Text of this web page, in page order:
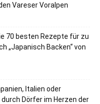
Vareser Voralpen
70 besten Rezepte für zu
„Japanisch Backen“ von
Italien oder
Dörfer im Herzen der